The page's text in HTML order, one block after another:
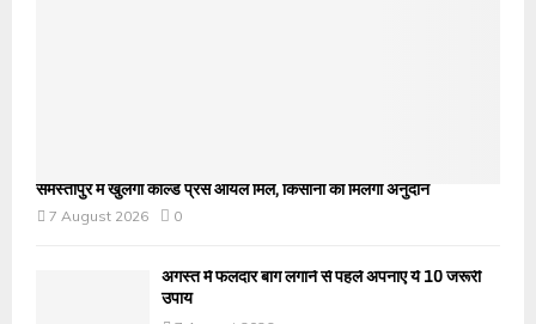
समस्तीपुर में खुलेगी कोल्ड प्रेस ऑयल मिल, किसानों को मिलेगा अनुदान
7 August 2026
0
अगस्त में फलदार बाग लगाने से पहले अपनाएं ये 10 जरूरी
उपाय